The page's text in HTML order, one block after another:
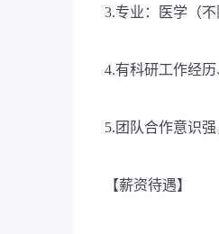
3.专业：医学（
4.有科研工作经
5.团队合作意识
【薪资待遇】